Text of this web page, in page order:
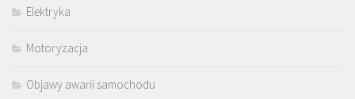
Elektryka
Motoryzacja
Objawy awarii samochodu